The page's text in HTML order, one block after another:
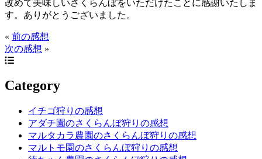
改めて美味しいさくらんぼをいただけたことに感謝いたしま
す。ありがとうございました。
« 前の感想
次の感想 »
Category
イチゴ狩りの感想
アダチ園のさくらんぼ狩りの感想
マルタカラ農園のさくらんぼ狩りの感想
マルトモ園のさくらんぼ狩りの感想